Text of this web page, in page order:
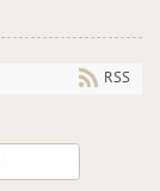
RSS